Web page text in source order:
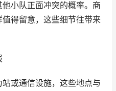
小队正面冲突的概率。商
得留意，这些细节往带来
或通信设施，这些地点与